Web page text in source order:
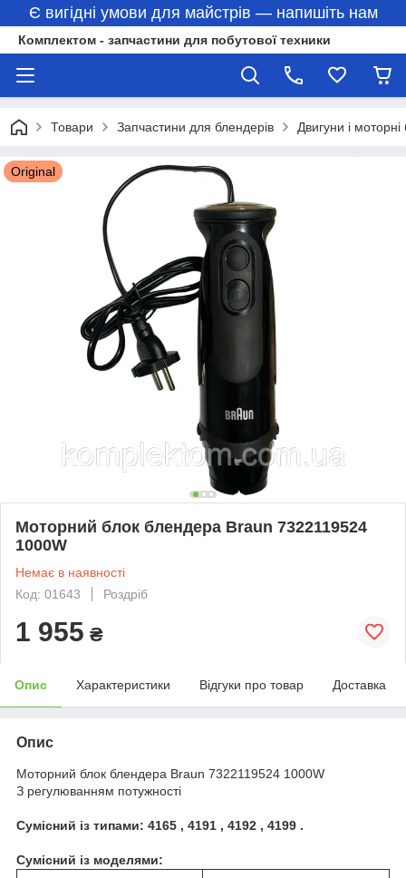
Є вигідні умови для майстрів — напишіть нам
Комплектом - запчастини для побутової техники
Товари Запчастини для блендерів Двигуни і моторні
Original
Моторний блок блендера Braun 7322119524
1000W
Немає в наявності
Код: 01643
Роздріб
1 955 ₴
Опис Характеристики Відгуки про товар Доставка
Опис
Моторний блок блендера Braun 7322119524 1000W
З регулюванням потужності
Сумісний із типами: 4165 , 4191 , 4192 , 4199 .
Сумісний із моделями: